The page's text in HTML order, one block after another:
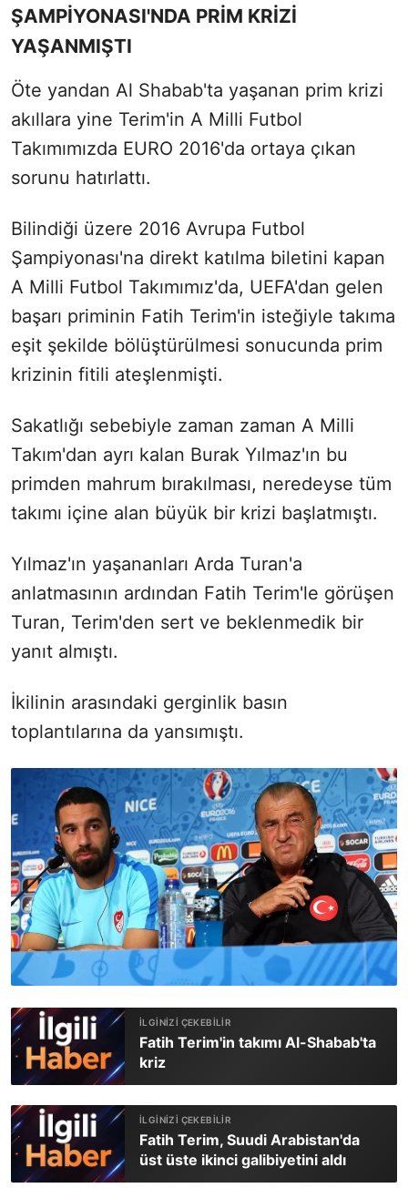
ŞAMPİYONASI'NDA PRİM KRİZİ
YAŞANMIŞTI
Öte yandan Al Shabab'ta yaşanan prim krizi
akıllara yine Terim'in A Milli Futbol
Takımımızda EURO 2016'da ortaya çıkan
sorunu hatırlattı.
Bilindiği üzere 2016 Avrupa Futbol
Şampiyonası'na direkt katılma biletini kapan
A Milli Futbol Takımımız'da, UEFA'dan gelen
başarı priminin Fatih Terim'in isteğiyle takıma
eşit şekilde bölüştürülmesi sonucunda prim
krizinin fitili ateşlenmişti.
Sakatlığı sebebiyle zaman zaman A Milli
Takım'dan ayrı kalan Burak Yılmaz'ın bu
primden mahrum bırakılması, neredeyse tüm
takımı içine alan büyük bir krizi başlatmıştı.
Yılmaz'ın yaşananları Arda Turan'a
anlatmasının ardından Fatih Terim'le görüşen
Turan, Terim'den sert ve beklenmedik bir
yanıt almıştı.
İkilinin arasındaki gerginlik basın
toplantılarına da yansımıştı.
Fatih Terim'in takımı Al-Shabab'ta
kriz
Fatih Terim, Suudi Arabistan'da
üst üste ikinci galibiyetini aldı